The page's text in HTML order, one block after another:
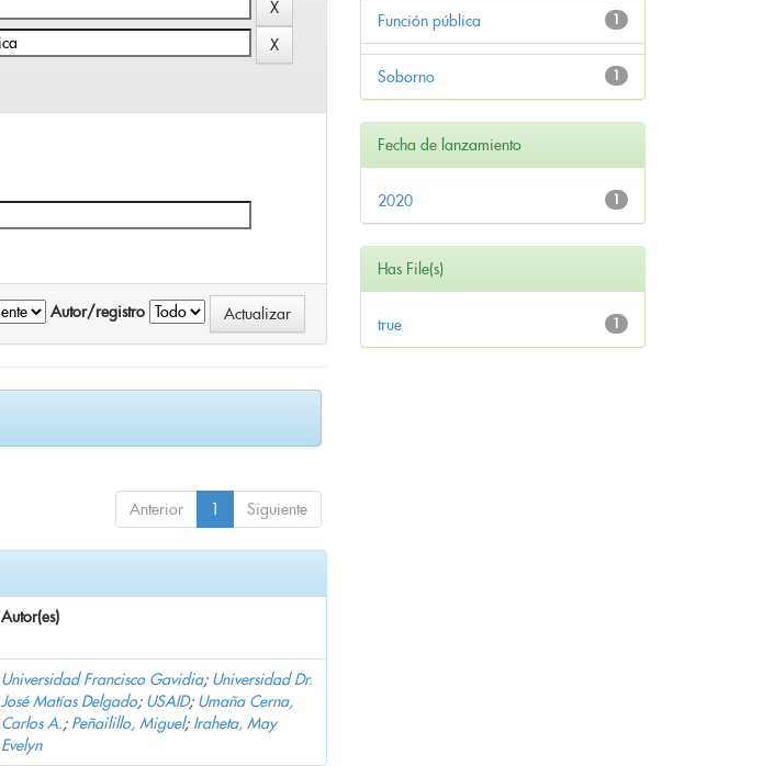
Autor/registro
Anterior 1 Siguiente
Autor(es)
Universidad Francisco Gavidia; Universidad Dr.
José Matías Delgado; USAID; Umaña Cerna,
Carlos A.; Peñailillo, Miguel; Iraheta, May
Evelyn
1
Función pública
1
Soborno
Fecha de lanzamiento
1
2020
Has File(s)
1
true